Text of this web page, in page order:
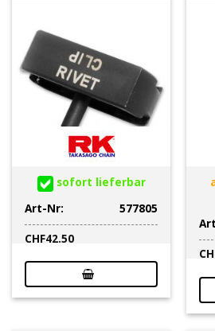
sofort lieferbar
Art-Nr:
577805
CHF42.50